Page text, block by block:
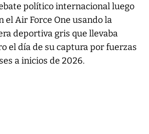
político internacional luego
el Air Force One usando la
deportiva gris que llevaba
el día de su captura por fuerzas
a inicios de 2026.